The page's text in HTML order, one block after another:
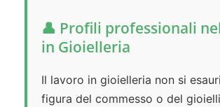
👤 Profili professionali
in Gioielleria
Il lavoro in gioielleria non si
figura del commesso o del